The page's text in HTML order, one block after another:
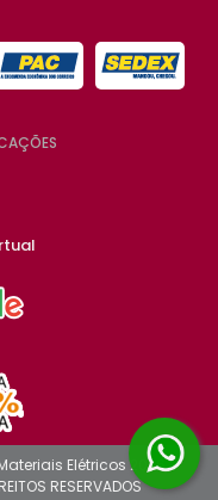
Elétricos 2026 -
RESERVADOS